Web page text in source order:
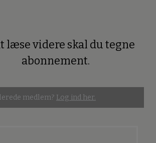
læse videre skal du tegne
abonnement.
medlem? Log ind her.